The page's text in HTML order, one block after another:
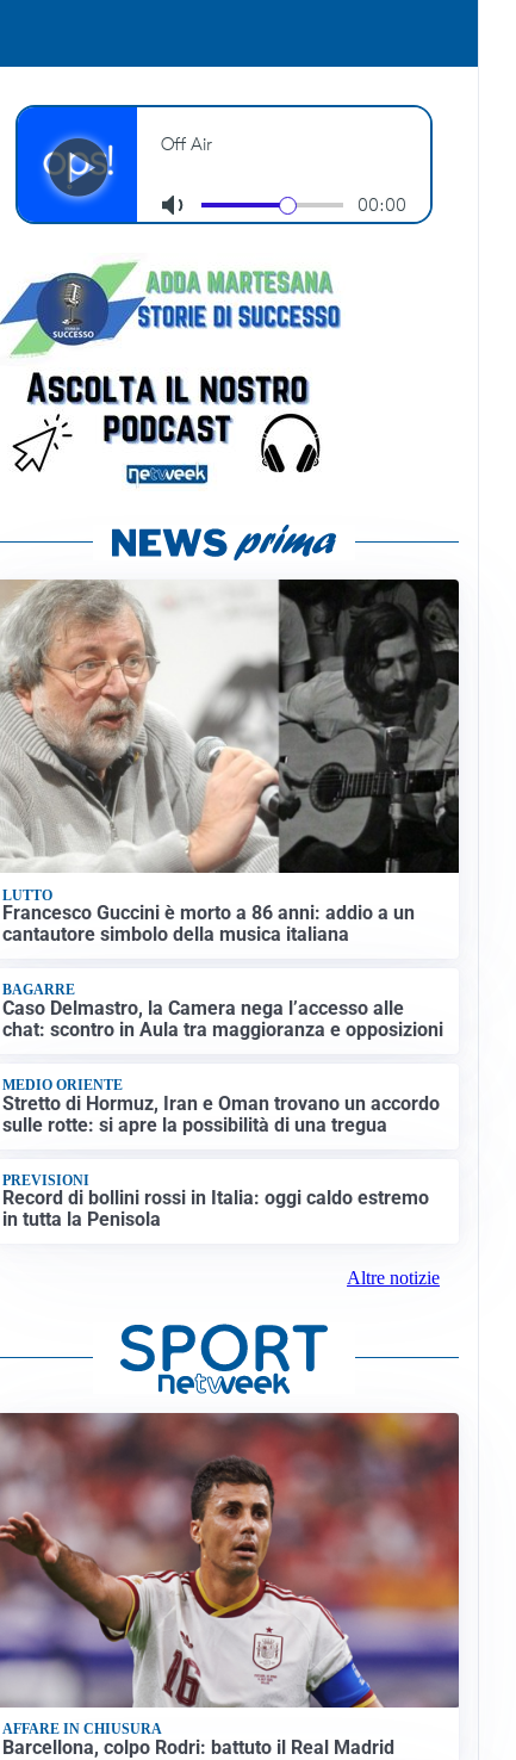
LUTTO
Francesco Guccini è morto a 86 anni: addio a un
cantautore simbolo della musica italiana
BAGARRE
Caso Delmastro, la Camera nega l’accesso alle
chat: scontro in Aula tra maggioranza e opposizioni
MEDIO ORIENTE
Stretto di Hormuz, Iran e Oman trovano un accordo
sulle rotte: si apre la possibilità di una tregua
PREVISIONI
Record di bollini rossi in Italia: oggi caldo estremo
in tutta la Penisola
Altre notizie
AFFARE IN CHIUSURA
Barcellona, colpo Rodri: battuto il Real Madrid